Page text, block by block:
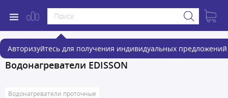
Авторизуйтесь для получения индивидуальных предложений
Водонагреватели EDISSON
Водонагреватели проточные